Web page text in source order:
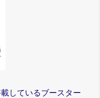
しているブースター